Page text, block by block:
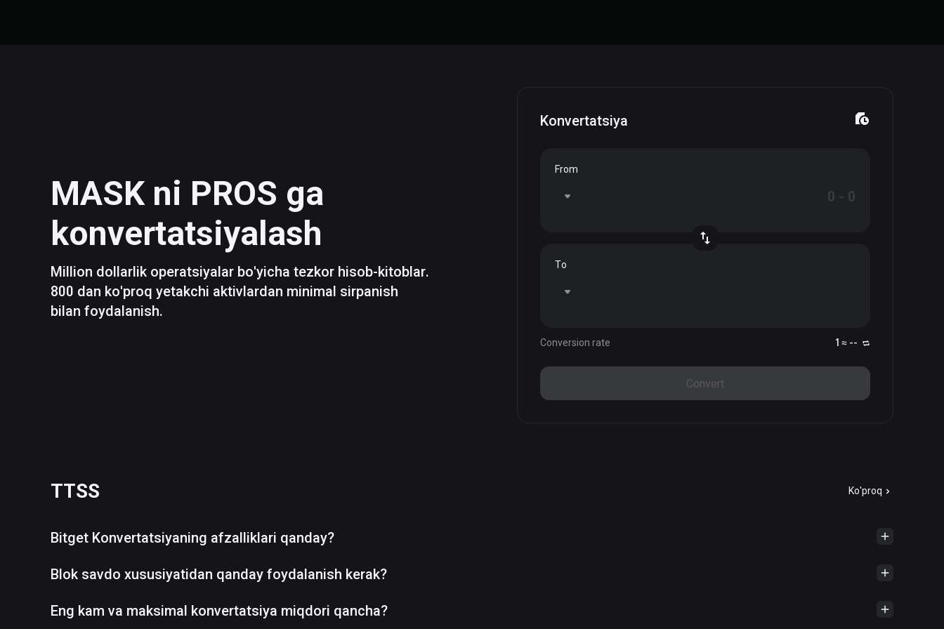
MASKni PROS ga
konvertatsiyalash
Million dollarlik operatsiyalar bo'yicha tezkor hisob-kitoblar.
800 dan ko'proq yetakchi aktivlardan minimal sirpanish
bilan foydalanish.
Konvertatsiya
From
To
Conversion rate 1 ≈ --
Convert
TTSS Ko'proq
Bitget Konvertatsiyaning afzalliklari qanday?
Blok savdo xususiyatidan qanday foydalanish kerak?
Eng kam va maksimal konvertatsiya miqdori qancha?